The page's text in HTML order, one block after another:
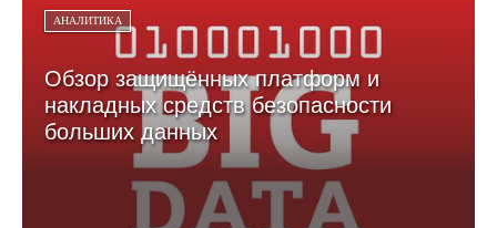
АНАЛИТИКА
Обзор защищённых платформ и
накладных средств безопасности
больших данных